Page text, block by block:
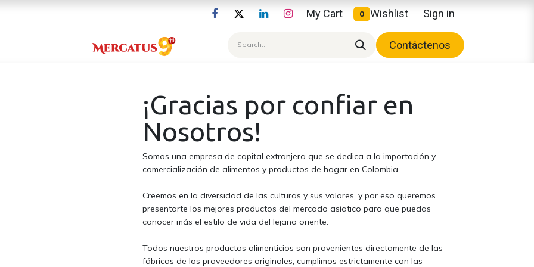
My Cart 0 Wishlist Sign in
Contáctenos
¡Gracias por confiar en
Nosotros!
Somos una empresa de capital extranjera que se dedica a la importación y
comercialización de alimentos y productos de hogar en Colombia.
Creemos en la diversidad de las culturas y sus valores, y por eso queremos
presentarte los mejores productos del mercado asíatico para que puedas
conocer más el estilo de vida del lejano oriente.
Todos nuestros productos alimenticios son provenientes directamente de las
fábricas de los proveedores originales, cumplimos estrictamente con las